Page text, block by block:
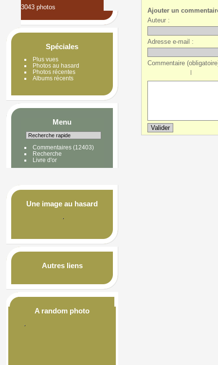
3043 photos
Spéciales
Plus vues
Photos au hasard
Photos récentes
Albums récents
Menu
Commentaires(12403)
Recherche
Livre d'or
Une image au hasard
Autres liens
A random photo
Ajouter un
Auteur :
Adresse e-mail :
Commentaire
|